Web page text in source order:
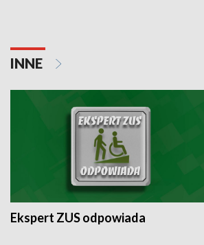
INNE
Ekspert ZUS odpowiada